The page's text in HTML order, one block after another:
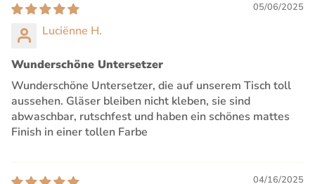
05/06/2025
Luciënne H.
Wunderschöne Untersetzer
Wunderschöne Untersetzer, die auf unserem Tisch toll
aussehen. Gläser bleiben nicht kleben, sie sind
abwaschbar, rutschfest und haben ein schönes mattes
Finish in einer tollen Farbe
04/16/2025